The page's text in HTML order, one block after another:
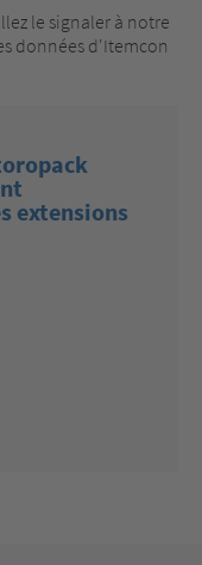
le signaler à notre
données d'Itemcon
extensions